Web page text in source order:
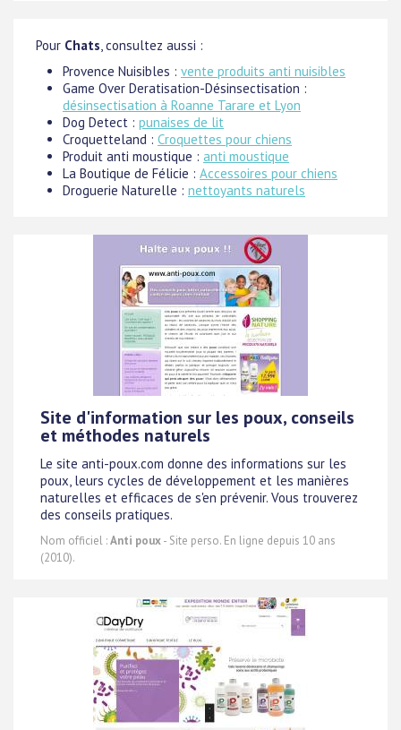
Pour Chats, consultez aussi :
Provence Nuisibles : vente produits anti nuisibles
Game Over Deratisation-Désinsectisation :
désinsectisation à Roanne Tarare et Lyon
Dog Detect : punaises de lit
Croquetteland : Croquettes pour chiens
Produit anti moustique : anti moustique
La Boutique de Félicie : Accessoires pour chiens
Droguerie Naturelle : nettoyants naturels
Site d'information sur les poux, conseils
et méthodes naturels
Le site anti-poux.com donne des informations sur les
poux, leurs cycles de développement et les manières
naturelles et efficaces de s'en prévenir. Vous trouverez
des conseils pratiques.
Nom officiel :Anti poux- Site perso. En ligne depuis 10 ans
(2010).